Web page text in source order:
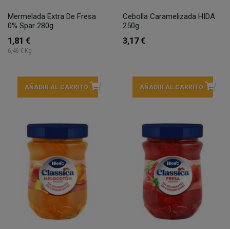
Mermelada Extra De Fresa
0% Spar 280g.
1,81 €
6,46 € Kg
AÑADIR AL CARRITO
Cebolla Caramelizada HIDA
250g.
3,17 €
AÑADIR AL CARRITO